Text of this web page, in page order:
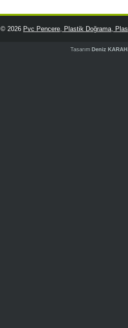
© 2026 Pvc Pencere, Plastik Doğrama,
Tasarım Deniz